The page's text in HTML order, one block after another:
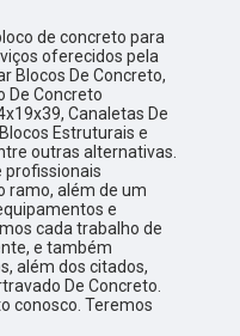
de concreto para
oferecidos pela
Blocos De Concreto,
De Concreto
Canaletas De
Estruturais e
outras alternativas.
profissionais
ramo, além de um
e
cada trabalho de
e também
além dos citados,
De Concreto.
conosco. Teremos